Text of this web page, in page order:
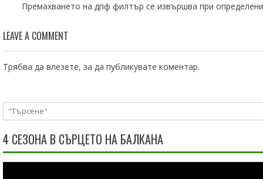
Премахването на дпф филтър се извършва при
LEAVE A COMMENT
Трябва да влезете, за да публикувате коментар.
4 СЕЗОНА В СЪРЦЕТО НА БАЛКАНА